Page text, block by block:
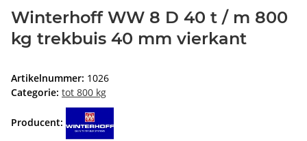
Winterhoff WW 8 D 40 t / m 800
kg trekbuis 40 mm vierkant
Artikelnummer: 1026
Categorie: tot 800 kg
Producent: